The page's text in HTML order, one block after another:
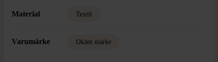
Material Textil
Varumärke Okänt märke